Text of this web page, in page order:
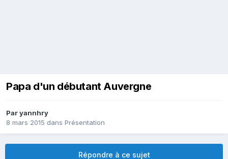
Papa d'un débutant Auvergne
Paryannhry
8 mars 2015 dans Présentation
Répondre à ce sujet